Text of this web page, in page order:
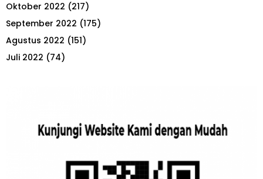
Oktober 2022 (217)
September 2022 (175)
Agustus 2022 (151)
Juli 2022 (74)